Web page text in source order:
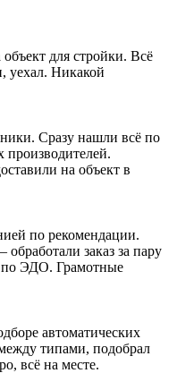
для стройки. Всё
уехал. Никакой
Сразу нашли всё по
производителей.
на объект в
по рекомендации.
заказ за пару
по ЭДО. Грамотные
автоматических
типами, подобрал
всё на месте.